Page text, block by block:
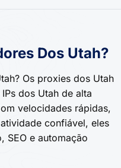
Dos Utah?
Os proxies dos Utah
dos Utah de alta
velocidades rápidas,
confiável, eles
SEO e automação